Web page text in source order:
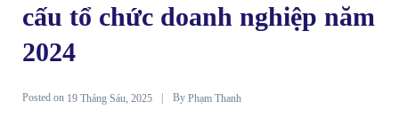
cấu tổ chức doanh nghiệp năm
2024
Posted on 19 Tháng Sáu, 2025 By Phạm Thanh